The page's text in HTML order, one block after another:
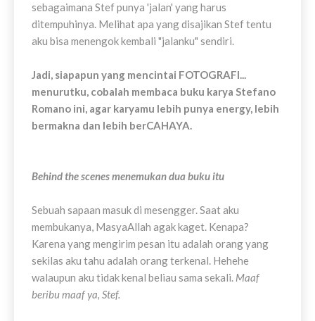
sebagaimana Stef punya 'jalan' yang harus
ditempuhinya. Melihat apa yang disajikan Stef tentu
aku bisa menengok kembali "jalanku" sendiri.
Jadi, siapapun yang mencintai FOTOGRAFI...
menurutku, cobalah membaca buku karya Stefano
Romano ini, agar karyamu lebih punya energy, lebih
bermakna dan lebih berCAHAYA.
Behind the scenes menemukan dua buku itu
Sebuah sapaan masuk di mesengger. Saat aku
membukanya, MasyaAllah agak kaget. Kenapa?
Karena yang mengirim pesan itu adalah orang yang
sekilas aku tahu adalah orang terkenal. Hehehe
walaupun aku tidak kenal beliau sama sekali. Maaf
beribu maaf ya, Stef.